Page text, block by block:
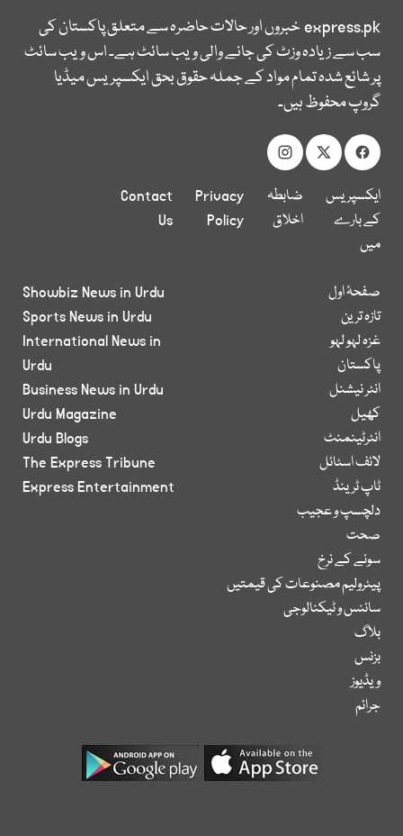
express.pkخبروں اور حالات حاضرہ سے متعلق پاکستان کی
سب سے زیادہ وزٹ کی جانے والی ویب سائٹ ہے۔ اس ویب سائٹ
پر شائع شدہ تمام مواد کے جملہ حقوق بحق ایکسپریس میڈیا
گروپ محفوظ ہیں۔
ایکسپریس
کے بارے
میں
ضابطہ
اخلاق
Privacy
Policy
Contact
Us
صفحۂ اول
تازہ ترین
غزہ لہو لہو
پاکستان
انٹر نیشنل
کھیل
انٹرٹینمنٹ
لائف اسٹائل
ٹاپ ٹرینڈ
دلچسپ و عجیب
صحت
سونے کے نرخ
پیٹرولیم مصنوعات کی قیمتیں
سائنس و ٹیکنالوجی
بلاگ
بزنس
ویڈیوز
جرائم
Showbiz News in Urdu
Sports News in Urdu
International News in
Urdu
Business News in Urdu
Urdu Magazine
Urdu Blogs
The Express Tribune
Express Entertainment